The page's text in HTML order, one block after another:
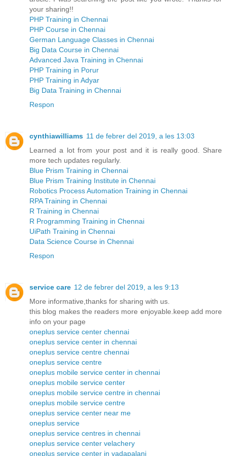
your sharing!!
PHP Training in Chennai
PHP Course in Chennai
German Language Classes in Chennai
Big Data Course in Chennai
Advanced Java Training in Chennai
PHP Training in Porur
PHP Training in Adyar
Big Data Training in Chennai
Respon
cynthiawilliams 11 de febrer del 2019, a les 13:03
Learned a lot from your post and it is really good. Share
more tech updates regularly.
Blue Prism Training in Chennai
Blue Prism Training Institute in Chennai
Robotics Process Automation Training in Chennai
RPA Training in Chennai
R Training in Chennai
R Programming Training in Chennai
UiPath Training in Chennai
Data Science Course in Chennai
Respon
service care 12 de febrer del 2019, a les 9:13
More informative,thanks for sharing with us.
this blog makes the readers more enjoyable.keep add more
info on your page
oneplus service center chennai
oneplus service center in chennai
oneplus service centre chennai
oneplus service centre
oneplus mobile service center in chennai
oneplus mobile service center
oneplus mobile service centre in chennai
oneplus mobile service centre
oneplus service center near me
oneplus service
oneplus service centres in chennai
oneplus service center velachery
oneplus service center in vadapalani